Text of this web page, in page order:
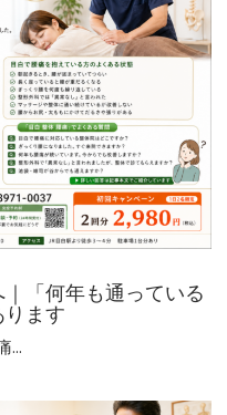
「何年も通っている
ます
...